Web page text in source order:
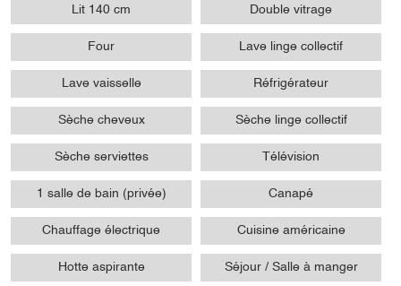
Lit 140 cm Double vitrage
Four Lave linge collectif
Lave vaisselle Réfrigérateur
Sèche cheveux Sèche linge collectif
Sèche serviettes Télévision
1 salle de bain (privée) Canapé
Chauffage électrique Cuisine américaine
Hotte aspirante Séjour / Salle à manger